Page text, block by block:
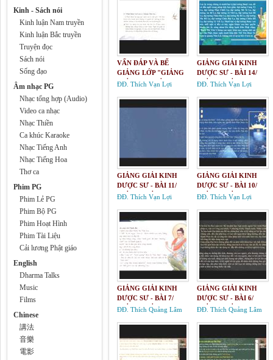
Kinh - Sách nói
Kinh luận Nam truyền
Kinh luận Bắc truyền
Truyện đọc
Sách nói
Sống đạo
Âm nhạc PG
Nhạc tổng hợp (Audio)
Video ca nhạc
Nhạc Thiền
Ca khúc Karaoke
Nhạc Tiếng Anh
Nhạc Tiếng Hoa
Thơ ca
Phim PG
Phim Lẻ PG
Phim Bộ PG
Phim Hoạt Hình
Phim Tài Liệu
Cải lương Phật giáo
English
Dharma Talks
Music
Films
Chinese
講法
音樂
電影
VẤN ĐÁP VÀ BẾ
GIẢNG LỚP "GIẢNG
GIẢI KINH BẢN
DƯỢC SƯ LƯU LY
ĐĐ. Thích Vạn Lợi
GIẢNG GIẢI KINH
DƯỢC SƯ - BÀI 14/
GIẢNG GIẢI KINH
ĐỨC DƯỢC SƯ LƯU
LY QUANG NHƯ LAI
ĐĐ. Thích Vạn Lợi
GIẢNG GIẢI KINH
DƯỢC SƯ - BÀI 11/
GIẢNG GIẢI KINH
ĐỨC DƯỢC SƯ LƯU
LY QUANG NHƯ LAI
ĐĐ. Thích Vạn Lợi
GIẢNG GIẢI KINH
DƯỢC SƯ - BÀI 10/
GIẢNG GIẢI KINH
ĐỨC DƯỢC SƯ LƯU
LY QUANG NHƯ LAI
ĐĐ. Thích Vạn Lợi
GIẢNG GIẢI KINH
DƯỢC SƯ - BÀI 7/
GIẢNG GIẢI KINH
ĐỨC DƯỢC SƯ LƯU
LY QUANG NHƯ LAI
ĐĐ. Thích Quảng Lâm
GIẢNG GIẢI KINH
DƯỢC SƯ - BÀI 6/
GIẢNG GIẢI KINH
ĐỨC DƯỢC SƯ LƯU
LY QUANG NHƯ LAI
ĐĐ. Thích Quảng Lâm